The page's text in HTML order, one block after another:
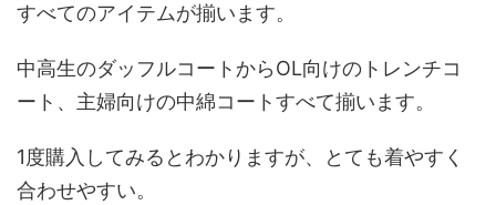
すべてのアイテムが揃います。
中高生のダッフルコートからOL向けのトレンチコ
ート、主婦向けの中綿コートすべて揃います。
1度購入してみるとわかりますが、とても着やすく
合わせやすい。